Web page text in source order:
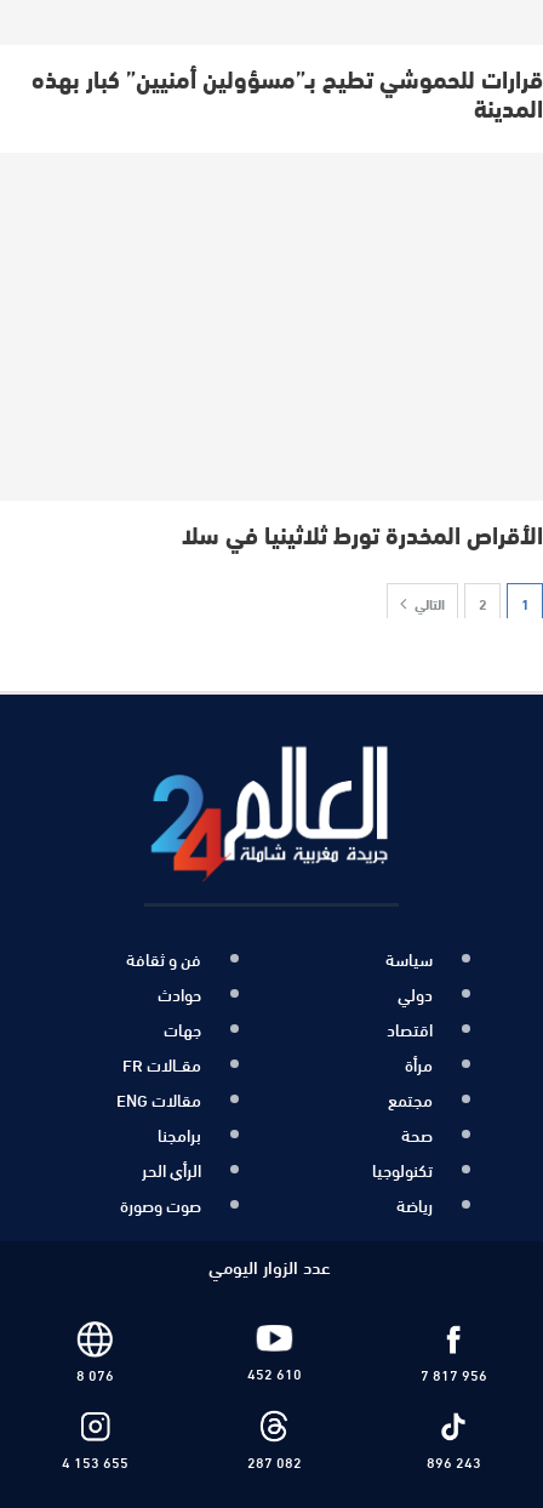
قرارات للحموشي تطيح بـ”مسؤولين أمنيين” كبار بهذه
المدينة
الأقراص المخدرة تورط ثلاثينيا في سلا
1
2 التالي
سياسة
دولي
اقتصاد
مرأة
مجتمع
صحة
تكنولوجيا
رياضة
فن و ثقافة
حوادث
جهات
مقــالات FR
مقالات ENG
برامجنا
الرأي الحر
صوت وصورة
عدد الزوار اليومي
7 817 956
452 610
8 076
896 243
287 082
4 153 655